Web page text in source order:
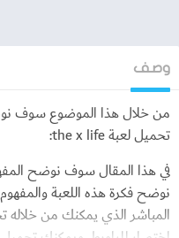
وصف
من خلال هذا الموضوع سوف
تحميل لعبة the x life:
نوضح فكرة هذه اللعبة
المباشر الذي يمكنك من